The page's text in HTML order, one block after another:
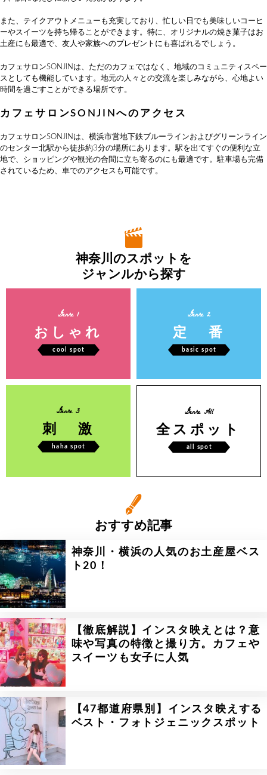
また、テイクアウトメニューも充実しており、忙しい日でも美味しいコーヒ
ーやスイーツを持ち帰ることができます。特に、オリジナルの焼き菓子はお
土産にも最適で、友人や家族へのプレゼントにも喜ばれるでしょう。
カフェサロンSONJINは、ただのカフェではなく、地域のコミュニティスペー
スとしても機能しています。地元の人々との交流を楽しみながら、心地よい
時間を過ごすことができる場所です。
カフェサロンSONJINへのアクセス
カフェサロンSONJINは、横浜市営地下鉄ブルーラインおよびグリーンライン
のセンター北駅から徒歩約3分の場所にあります。駅を出てすぐの便利な立
地で、ショッピングや観光の合間に立ち寄るのにも最適です。駐車場も完備
されているため、車でのアクセスも可能です。
神奈川のスポットを
ジャンルから探す
Genre 1
おしゃれ
cool spot
Genre 2
定 番
basic spot
Genre 3
刺 激
haha spot
Genre All
全スポット
all spot
おすすめ記事
神奈川・横浜の人気のお土産屋ベス
ト20！
【徹底解説】インスタ映えとは？意
味や写真の特徴と撮り方。カフェや
スイーツも女子に人気
【47都道府県別】インスタ映えする
ベスト・フォトジェニックスポット